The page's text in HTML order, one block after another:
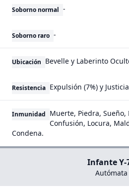
Soborno normal -
Soborno raro -
Ubicación Bevelle y Laberinto
Resistencia Expulsión (7%) y
Inmunidad Muerte, Piedra, Sueño,
Confusión, Locura,
Condena.
Infante Y-
Autómata